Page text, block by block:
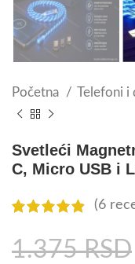
Početna Telefoni i
Svetleći
C, Micro USB i
(6
1.375RSD